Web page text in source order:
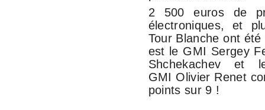
2 500 euros de
électroniques, et
Tour Blanche ont
est le GMI Sergey
Shchekachev et
GMI Olivier Renet
points sur 9 !